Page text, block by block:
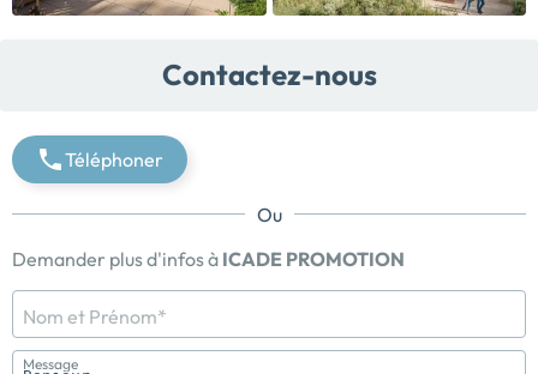
Contactez-nous
Téléphoner
Ou
Demander plus d'infos à ICADE PROMOTION
Nom et Prénom*
Message